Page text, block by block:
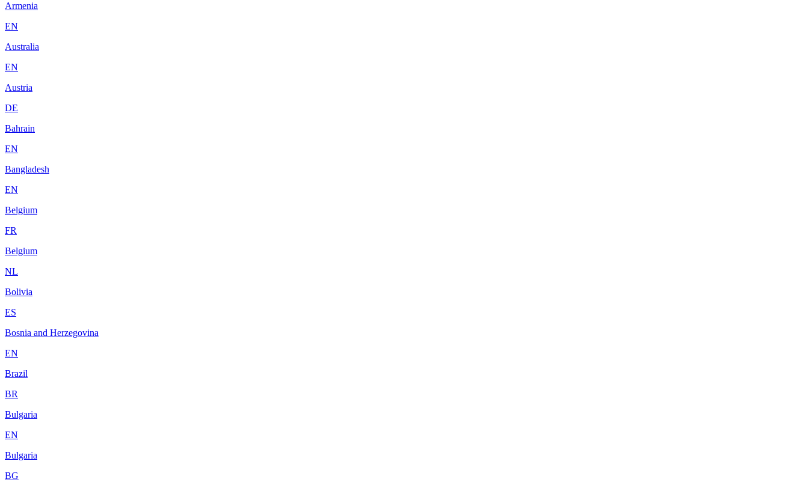
Armenia
EN
Australia
EN
Austria
DE
Bahrain
EN
Bangladesh
EN
Belgium
FR
Belgium
NL
Bolivia
ES
Bosnia and Herzegovina
EN
Brazil
BR
Bulgaria
EN
Bulgaria
BG